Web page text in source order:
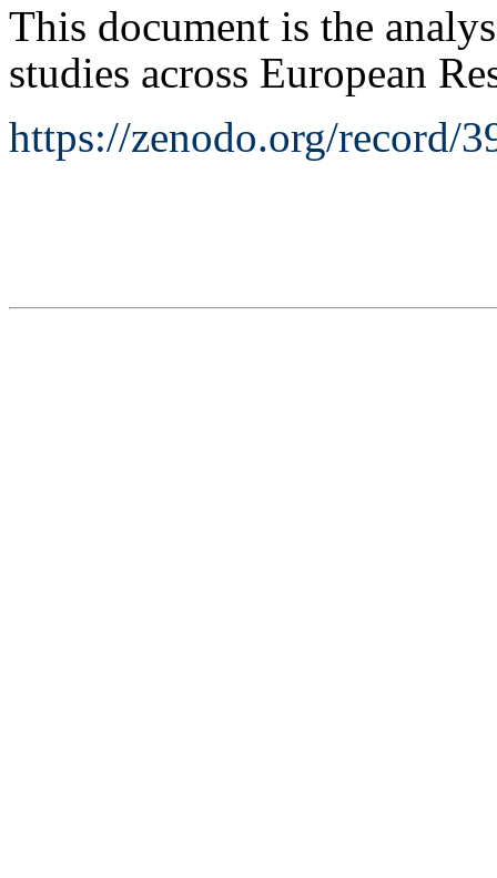
This document is the
studies across European
https://zenodo.org/record/